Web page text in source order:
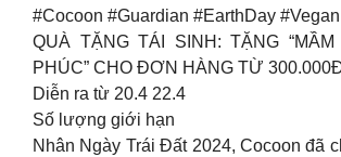
#Cocoon #Guardian #EarthDay #Vegan
QUÀ TẶNG TÁI SINH: TẶNG
PHÚC” CHO ĐƠN HÀNG TỪ
Diễn ra từ 20.4 22.4
Số lượng giới hạn
Nhân Ngày Trái Đất 2024, Cocoon đã